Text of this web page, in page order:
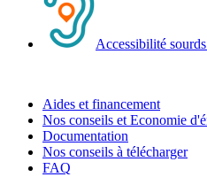
Accessibilité
Aides et financement
Nos conseils et Economie
Documentation
Nos conseils à télécharger
FAQ